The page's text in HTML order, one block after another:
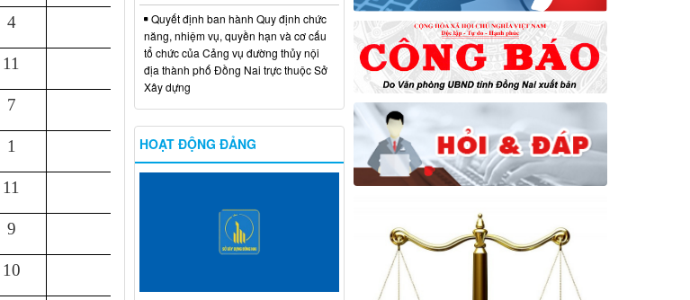
4
11
7
1
11
9
10
Quyết định ban hành Quy định chức
năng, nhiệm vụ, quyền hạn và cơ cấu
tổ chức của Cảng vụ đường thủy nội
địa thành phố Đồng Nai trực thuộc Sở
Xây dựng
HOẠT ĐỘNG ĐẢNG